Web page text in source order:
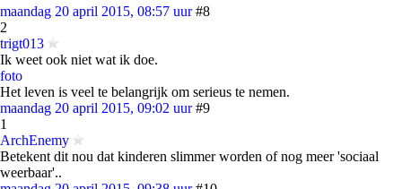
maandag 20 april 2015, 08:57 uur #8
2
trigt013
Ik weet ook niet wat ik doe.
foto
Het leven is veel te belangrijk om serieus te nemen.
maandag 20 april 2015, 09:02 uur #9
1
ArchEnemy
Betekent dit nou dat kinderen slimmer worden of nog meer 'sociaal
weerbaar'..